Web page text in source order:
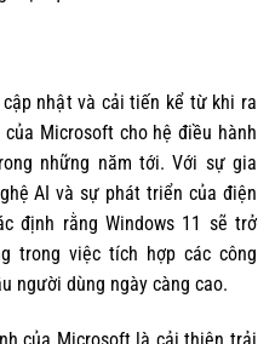
nhật và cải tiến kể từ khi ra
Microsoft cho hệ điều hành
những năm tới. Với sự gia
AI và sự phát triển của điện
định rằng Windows 11 sẽ trở
trong việc tích hợp các công
người dùng ngày càng cao.